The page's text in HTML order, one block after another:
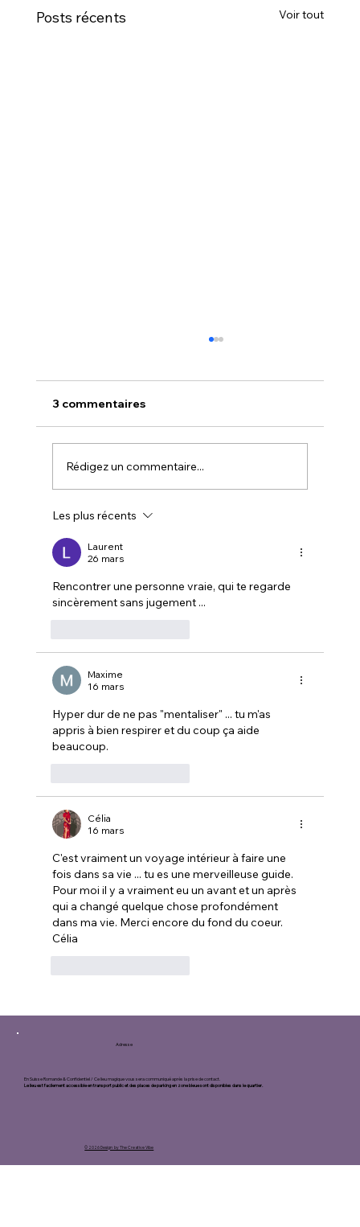
Posts récents Voir tout
Voyage Tantrique et du Rituel Prostate
& Chakra Racine
3 commentaires
Rédigez un commentaire...
Les plus récents
Laurent
26 mars
Rencontrer une personne vraie, qui te regarde
sincèrement sans jugement ...
Maxime
16 mars
Hyper dur de ne pas "mentaliser" ... tu m'as
appris à bien respirer et du coup ça aide
beaucoup.
Célia
16 mars
C'est vraiment un voyage intérieur à faire une
fois dans sa vie ... tu es une merveilleuse guide.
Pour moi il y a vraiment eu un avant et un après
qui a changé quelque chose profondément
dans ma vie. Merci encore du fond du coeur.
Célia
Adresse
En Suisse Romande & Confidentiel / Ce lieu magique vous sera communiqué après la prise de contact.
Le lieu est facilement accessible en transport public et des places de parking en zone bleue sont disponibles dans le quartier.
© 2026 Design by The Creative Vibe